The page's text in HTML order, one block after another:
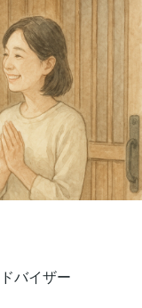
バイザー